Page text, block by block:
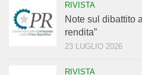
RIVISTA
Note sul dibattito
rendita”
23 LUGLIO 2026
RIVISTA